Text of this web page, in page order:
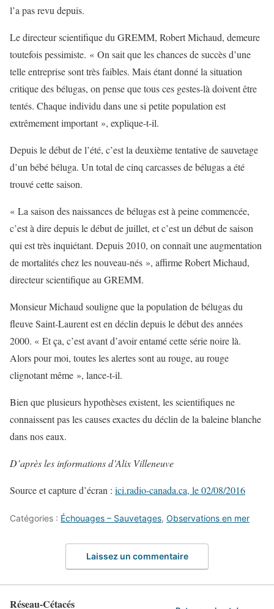
l’a pas revu depuis.
Le directeur scientifique du GREMM, Robert Michaud, demeure
toutefois pessimiste. « On sait que les chances de succès d’une
telle entreprise sont très faibles. Mais étant donné la situation
critique des bélugas, on pense que tous ces gestes-là doivent être
tentés. Chaque individu dans une si petite population est
extrêmement important », explique-t-il.
Depuis le début de l’été, c’est la deuxième tentative de sauvetage
d’un bébé béluga. Un total de cinq carcasses de bélugas a été
trouvé cette saison.
« La saison des naissances de bélugas est à peine commencée,
c’est à dire depuis le début de juillet, et c’est un début de saison
qui est très inquiétant. Depuis 2010, on connaît une augmentation
de mortalités chez les nouveau-nés », affirme Robert Michaud,
directeur scientifique au GREMM.
Monsieur Michaud souligne que la population de bélugas du
fleuve Saint-Laurent est en déclin depuis le début des années
2000. « Et ça, c’est avant d’avoir entamé cette série noire là.
Alors pour moi, toutes les alertes sont au rouge, au rouge
clignotant même », lance-t-il.
Bien que plusieurs hypothèses existent, les scientifiques ne
connaissent pas les causes exactes du déclin de la baleine blanche
dans nos eaux.
D’après les informations d’Alix Villeneuve
Source et capture d’écran : ici.radio-canada.ca, le 02/08/2016
Catégories : Échouages – Sauvetages, Observations en mer
Laissez un commentaire
Réseau-Cétacés